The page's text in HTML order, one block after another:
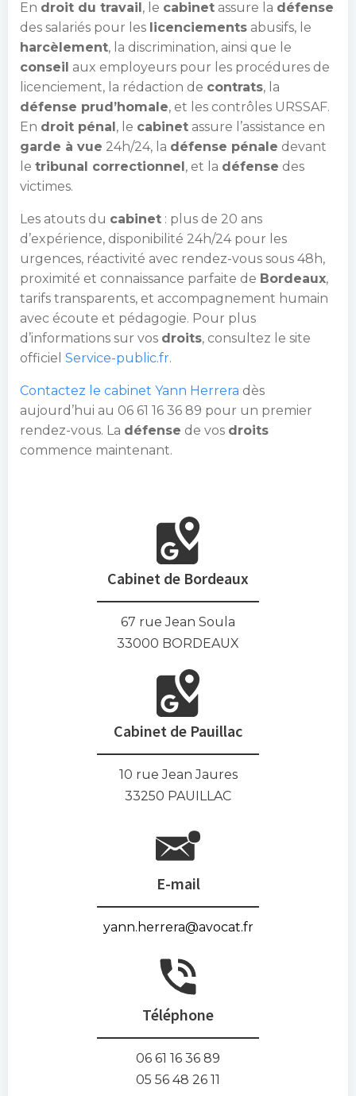
En droit du travail, le cabinet assure la défense
des salariés pour les licenciements abusifs, le
harcèlement, la discrimination, ainsi que le
conseil aux employeurs pour les procédures de
licenciement, la rédaction de contrats, la
défense prud’homale, et les contrôles URSSAF.
En droit pénal, le cabinet assure l’assistance en
garde à vue 24h/24, la défense pénale devant
le tribunal correctionnel, et la défense des
victimes.
Les atouts du cabinet : plus de 20 ans
d’expérience, disponibilité 24h/24 pour les
urgences, réactivité avec rendez-vous sous 48h,
proximité et connaissance parfaite de Bordeaux,
tarifs transparents, et accompagnement humain
avec écoute et pédagogie. Pour plus
d’informations sur vos droits, consultez le site
officiel Service-public.fr.
Contactez le cabinet Yann Herrera dès
aujourd’hui au 06 61 16 36 89 pour un premier
rendez-vous. La défense de vos droits
commence maintenant.
Cabinet de Bordeaux
67 rue Jean Soula
33000 BORDEAUX
Cabinet de Pauillac
10 rue Jean Jaures
33250 PAUILLAC
E-mail
yann.herrera@avocat.fr
Téléphone
06 61 16 36 89
05 56 48 26 11